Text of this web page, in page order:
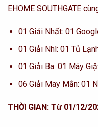
EHOME SOUTHGATE
01 Giải Nhất: 01
01 Giải Nhì: 01 Tủ
01 Giải Ba: 01 Máy
06 Giải May Mắn: 01
THỜI GIAN: Từ 01/12/